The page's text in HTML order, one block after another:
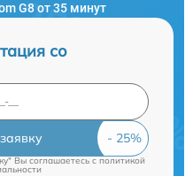
G8 от 35 минут
со
Вы соглашаетесь cполитикой